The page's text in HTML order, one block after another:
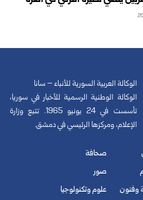
الوكالة العربية السورية للأنباء – سانا
الوكالة الوطنية الرسمية للأخبار في سوريا،
تأسست في 24 يونيو 1965. تتبع وزارة
الإعلام، ومركزها الرئيسي في دمشق.
وفنون
صحافة
صور
علوم وتكنولوجيا